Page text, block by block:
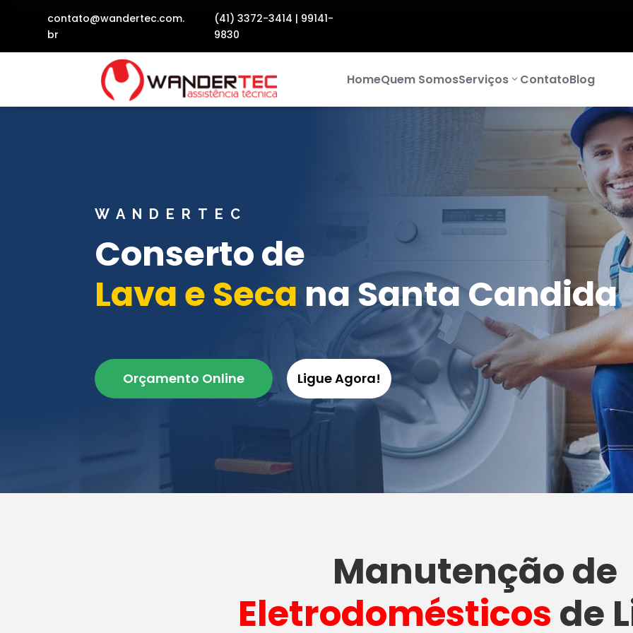
contato@wandertec.com.
br
(41) 3372-3414 | 99141-
9830
HomeQuem SomosServiços ContatoBlog
WANDERTEC
Conserto de
Lava e Seca na Santa Candida
Orçamento Online Ligue Agora!
Manutençãode
Eletrodomésticos de